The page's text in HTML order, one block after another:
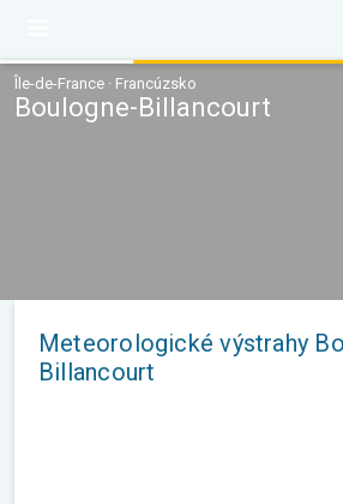
Île-de-France · Francúzsko
Boulogne-Billancourt
Meteorologické výstrahy
Billancourt